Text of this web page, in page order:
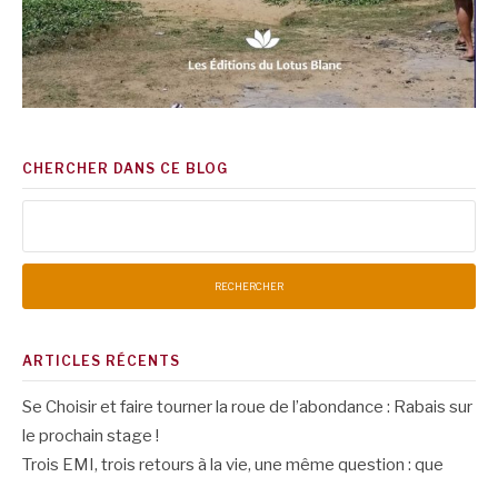
CHERCHER DANS CE BLOG
ARTICLES RÉCENTS
Se Choisir et faire tourner la roue de l’abondance : Rabais sur
le prochain stage !
Trois EMI, trois retours à la vie, une même question : que